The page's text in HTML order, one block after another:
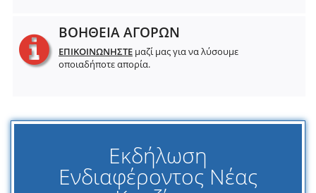
ΒΟΗΘΕΙΑ ΑΓΟΡΩΝ
ΕΠΙΚΟΙΝΩΝΗΣΤΕ μαζί μας για να λύσουμε
οποιαδήποτε απορία.
Εκδήλωση
Ενδιαφέροντος Νέας